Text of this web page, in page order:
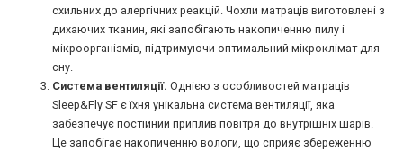
схильних до алергічних реакцій. Чохли матраців виготовлені з
дихаючих тканин, які запобігають накопиченню пилу і
мікроорганізмів, підтримуючи оптимальний мікроклімат для
сну.
Система вентиляції. Однією з особливостей матраців
Sleep&Fly SF є їхня унікальна система вентиляції, яка
забезпечує постійний приплив повітря до внутрішніх шарів.
Це запобігає накопиченню вологи, що сприяє збереженню